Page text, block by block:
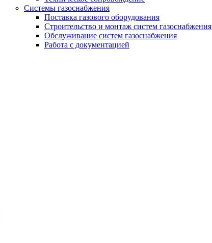
Системы газоснабжения
Поставка газового оборудования
Строительство и монтаж систем газоснабжения
Обслуживание систем газоснабжения
Работа с документацией